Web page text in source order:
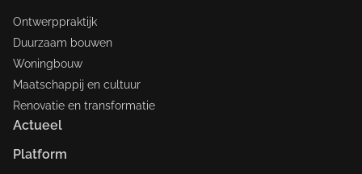
Ontwerppraktijk
Duurzaam bouwen
Woningbouw
Maatschappij en cultuur
Renovatie en transformatie
Actueel
Platform